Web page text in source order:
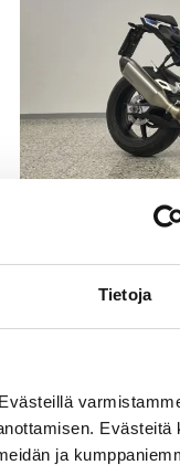
Tietoja
Evästeitä
ja
1000R - A-kortti -
Kulutusosat
Shifteri,
haluttu voimapesä!
27 880 €
alk. 268 € / kk